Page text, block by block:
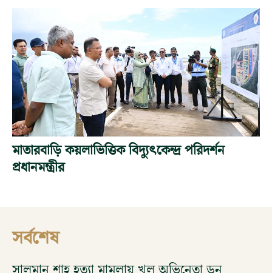
মাতারবাড়ি কয়লাভিত্তিক বিদ্যুৎকেন্দ্র পরিদর্শন
প্রধানমন্ত্রীর
সর্বশেষ